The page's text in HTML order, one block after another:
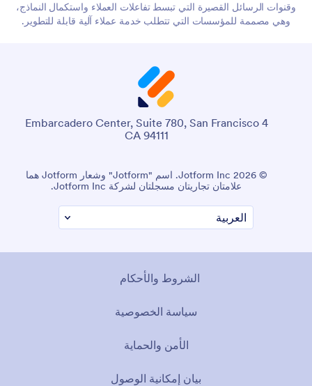
وقنوات الرسائل القصيرة التي تبسط تفاعلات العملاء واستكمال النماذج،
وهي مصممة للمؤسسات التي تتطلب خدمة عملاء آلية قابلة للتطوير.
4 Embarcadero Center, Suite 780, San Francisco
CA 94111
© 2026 Jotform Inc. اسم "Jotform" وشعار Jotform هما
علامتان تجاريتان مسجلتان لشركة Jotform Inc.
الشروط والأحكام
سياسة الخصوصية
الأمن والحماية
بيان إمكانية الوصول